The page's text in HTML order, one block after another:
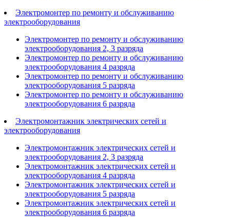
Электромонтер по ремонту и обслуживанию
электрооборудования
Электромонтер по ремонту и обслуживанию
электрооборудования 2, 3 разряда
Электромонтер по ремонту и обслуживанию
электрооборудования 4 разряда
Электромонтер по ремонту и обслуживанию
электрооборудования 5 разряда
Электромонтер по ремонту и обслуживанию
электрооборудования 6 разряда
Электромонтажник электрических сетей и
электрооборудования
Электромонтажник электрических сетей и
электрооборудования 2, 3 разряда
Электромонтажник электрических сетей и
электрооборудования 4 разряда
Электромонтажник электрических сетей и
электрооборудования 5 разряда
Электромонтажник электрических сетей и
электрооборудования 6 разряда